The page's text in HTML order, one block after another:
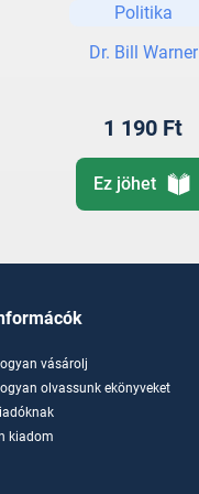
Politika
Dr. Bill Warner
1 190 Ft
Ez jöhet
vásárolj
olvassunk ekönyveket
kiadom